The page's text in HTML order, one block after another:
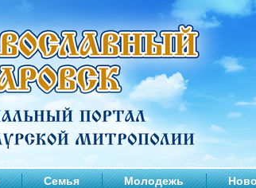
Семья Молодежь